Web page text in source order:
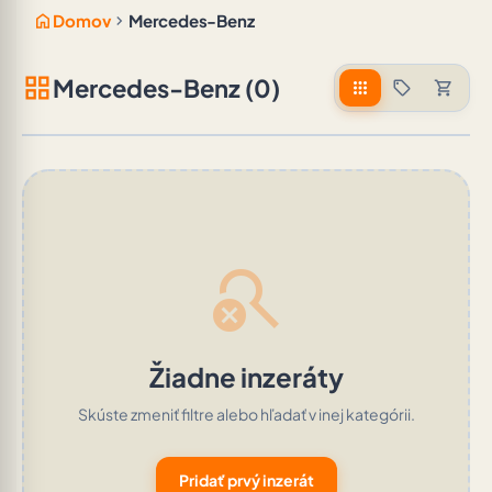
home Domov chevron_right Mercedes-Benz
grid_viewMercedes-Benz (0) apps sell shopping_cart
search_off
Žiadne inzeráty
Skúste zmeniť filtre alebo hľadať v inej kategórii.
Pridať prvý inzerát